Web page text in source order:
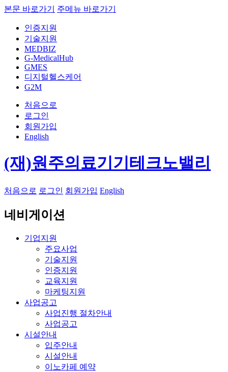
본문 바로가기 주메뉴 바로가기
인증지원
기술지원
MEDBIZ
G-MedicalHub
GMES
디지털헬스케어
G2M
처음으로
로그인
회원가입
English
(재)원주의료기기테크노밸리
처음으로 로그인 회원가입 English
네비게이션
기업지원
주요사업
기술지원
인증지원
교육지원
마케팅지원
사업공고
사업진행 절차안내
사업공고
시설안내
입주안내
시설안내
이노카페 예약